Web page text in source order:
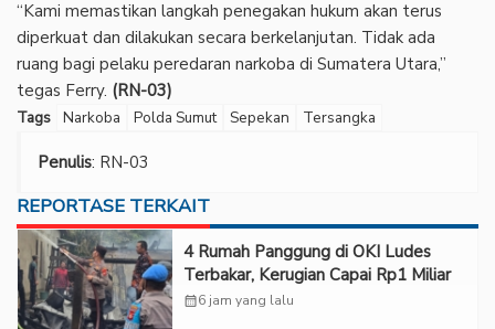
“Kami memastikan langkah penegakan hukum akan terus
diperkuat dan dilakukan secara berkelanjutan. Tidak ada
ruang bagi pelaku peredaran narkoba di Sumatera Utara,”
tegas Ferry. (RN-03)
Tags Narkoba Polda Sumut Sepekan Tersangka
Penulis: RN-03
REPORTASE TERKAIT
‎4 Rumah Panggung di OKI Ludes
Terbakar, Kerugian Capai Rp1 Miliar
calendar_month6 jam yang lalu